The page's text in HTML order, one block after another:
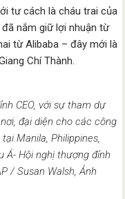
tư cách là cháu trai của
đã nắm giữ lợi nhuận từ
từ Alibaba – đây mới là
Chí Thành.
CEO, với sự tham dự
đại diện cho các công
Manila, Philippines,
Á- Hội nghị thượng đỉnh
/ Susan Walsh, Ảnh